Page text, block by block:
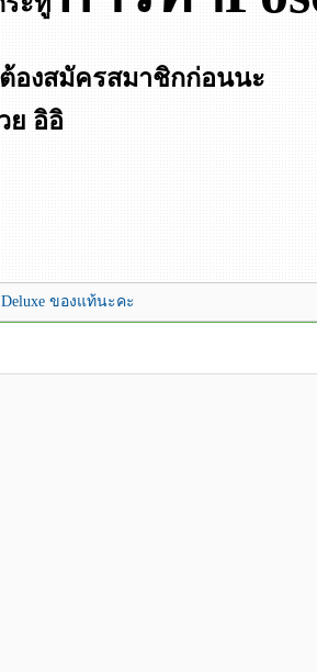
องสมัครสมาชิกก่อนนะ
ย อิอิ
ของแท้นะคะ